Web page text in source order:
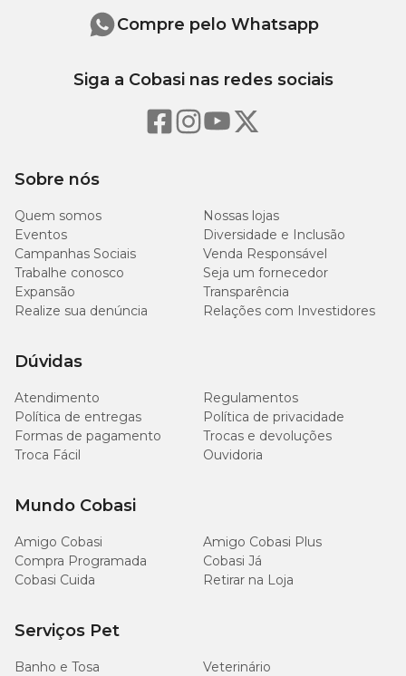
Sobre nós
Quem somos
Nossas lojas
Eventos
Diversidade e Inclusão
Campanhas Sociais
Venda Responsável
Trabalhe conosco
Seja um fornecedor
Expansão
Transparência
Realize sua denúncia
Relações com Investidores
Dúvidas
Atendimento
Regulamentos
Política de entregas
Política de privacidade
Formas de pagamento
Trocas e devoluções
Troca Fácil
Ouvidoria
Mundo Cobasi
Amigo Cobasi
Amigo Cobasi Plus
Compra Programada
Cobasi Já
Cobasi Cuida
Retirar na Loja
Serviços Pet
Banho e Tosa
Veterinário
Compre pelo Whatsapp
Siga a Cobasi nas redes sociais